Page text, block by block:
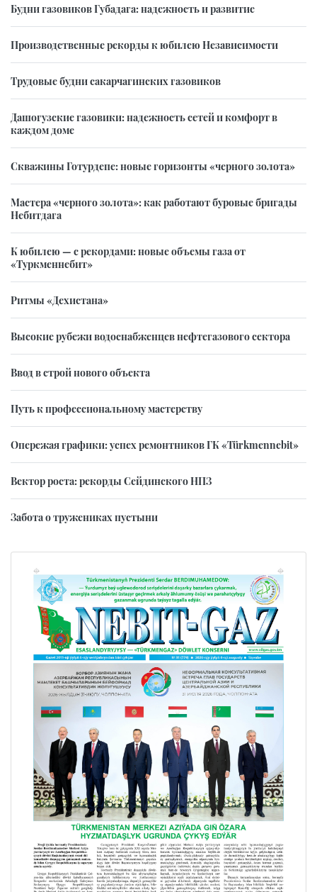
Будни газовиков Губадага: надежность и развитие
Производственные рекорды к юбилею Независимости
Трудовые будни сакарчагинских газовиков
Дашогузские газовики: надежность сетей и комфорт в
каждом доме
Скважины Готурдепе: новые горизонты «черного золота»
Мастера «черного золота»: как работают буровые бригады
Небитдага
К юбилею — с рекордами: новые объемы газа от
«Туркменнебит»
Ритмы «Дехистана»
Высокие рубежи водоснабженцев нефтегазового сектора
Ввод в строй нового объекта
Путь к профессиональному мастерству
Опережая графики: успех ремонтников ГК «Türkmennebit»
Вектор роста: рекорды Сейдинского НПЗ
Забота о тружениках пустыни